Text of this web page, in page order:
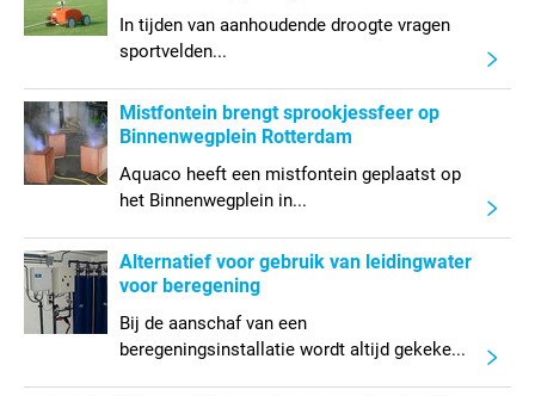
In tijden van aanhoudende droogte vragen
sportvelden...
Mistfontein brengt sprookjessfeer op
Binnenwegplein Rotterdam
Aquaco heeft een mistfontein geplaatst op
het Binnenwegplein in...
Alternatief voor gebruik van leidingwater
voor beregening
Bij de aanschaf van een
beregeningsinstallatie wordt altijd gekeke...